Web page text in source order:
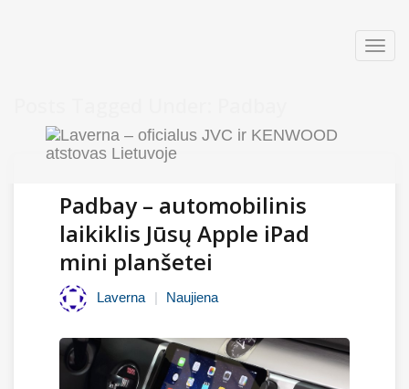
Padbay – automobilinis
laikiklis Jūsų Apple iPad
mini planšetei
Laverna Naujiena